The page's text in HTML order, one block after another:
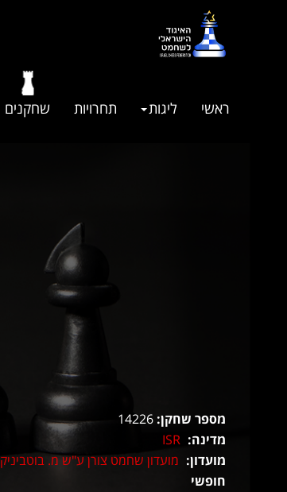
ראשי ליגות תחרויות שחקנים
מספר שחקן:
מדינה: ISR
מועדון: מועדון שחמט צורן ע"ש מ. בוטביניק
חופשי